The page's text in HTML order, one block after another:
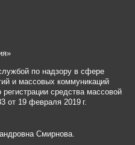
по надзору в сфере
и массовых коммуникаций
средства массовой
19 февраля 2019 г.
Смирнова.